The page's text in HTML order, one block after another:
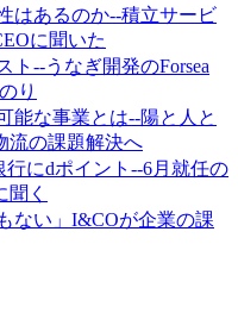
はあるのか--積立サービ
に聞いた
ト--うなぎ開発のForsea
り
能な事業とは--陽と人と
流の課題解決へ
にdポイント--6月就任の
く
ない」I&COが企業の課